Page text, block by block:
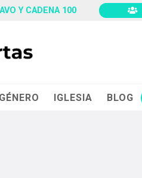
Y CADENA 100
IGLESIA BLOG